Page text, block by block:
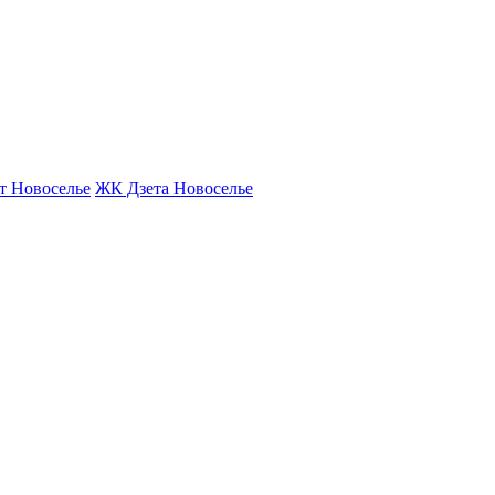
Новоселье ЖК Дзета Новоселье